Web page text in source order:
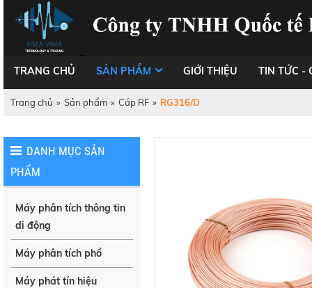
TRANG CHỦ SẢN PHẨM GIỚI THIỆU TIN TỨC -
Trang chủ » Sản phẩm » Cáp RF » RG316/D
DANH MỤC SẢN
PHẨM
Máy phân tích thông tin
di động
Máy phân tích phổ
Máy phát tín hiệu